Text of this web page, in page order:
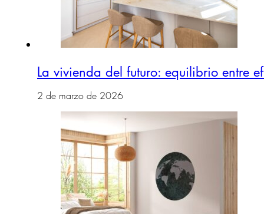
La vivienda del futuro: equilibrio entre
2 de marzo de 2026